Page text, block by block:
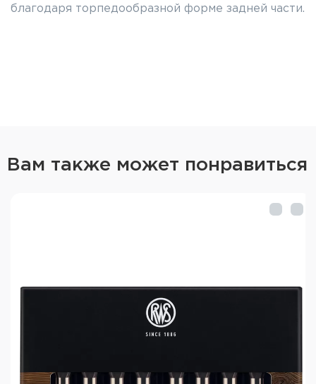
благодаря торпедообразной форме задней части.
Вам также может понравиться